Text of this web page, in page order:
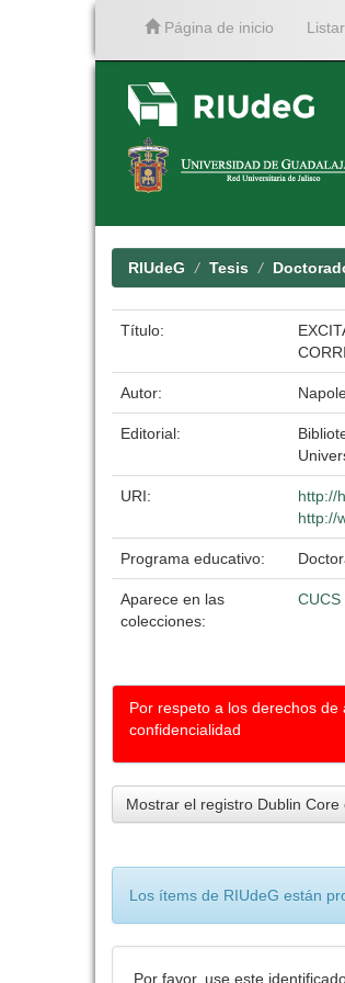
Página de inicio Listar
RIUdeG Tesis
Título:
Autor:
Editorial:
URI:
http://
http://
Programa educativo:
Aparece en las
colecciones:
CUCS
Por respeto a los derechos
confidencialidad
Mostrar el registro Dublin
Los ítems de RIUdeG están
Por favor, use este